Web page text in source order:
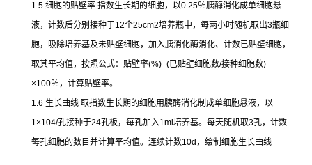
1.5 细胞的贴壁率 指数生长期的细胞，以0.25％胰酶消化成单细胞悬
液，计数后分别接种于12个25cm2培养瓶中，每两小时随机取出3瓶细
胞，吸除培养基及未贴壁细胞，加入胰消化酶消化、计数已贴壁细胞，
取其平均值，按照公式：贴壁率(%)=(已贴壁细胞数/接种细胞数)
×100％，计算贴壁率。
1.6 生长曲线 取指数生长期的细胞用胰酶消化制成单细胞悬液，以
1×104/孔接种于24孔板，每孔加入1ml 培养基。每天随机取3孔，计数
每孔细胞的数目并计算平均值。连续计数10d ，绘制细胞生长曲线